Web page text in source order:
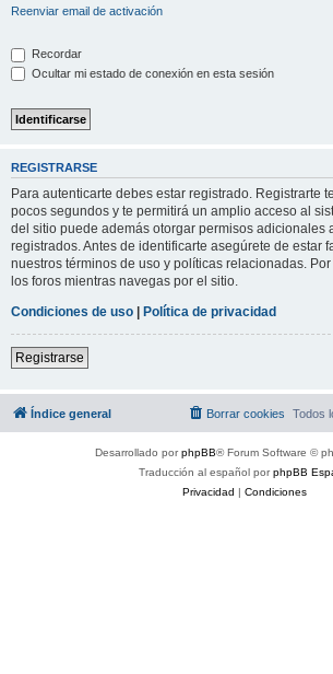
Reenviar email de activación
Recordar
Ocultar mi estado de conexión en esta sesión
REGISTRARSE
Para autenticarte debes estar registrado. Registrarte
pocos segundos y te permitirá un amplio acceso al
del sitio puede además otorgar permisos adicionales
registrados. Antes de identificarte asegúrete de estar
nuestros términos de uso y políticas relacionadas.
los foros mientras navegas por el sitio.
Condiciones de uso | Política de privacidad
Registrarse
Índice general Todos
Borrar cookies
Desarrollado porphpBB® Forum Software ©
Traducción al español porphpBB
Privacidad | Condiciones